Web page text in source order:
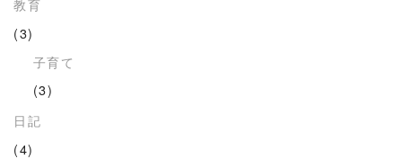
教育
(3)
子育て
(3)
日記
(4)